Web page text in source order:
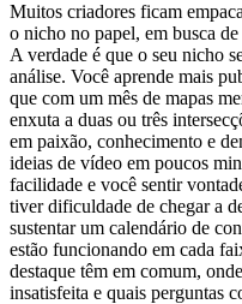
Muitos criadores ficam
o nicho no papel, em busca
A verdade é que o seu nicho
análise. Você aprende mais
que com um mês de mapas
enxuta a duas ou três
em paixão, conhecimento e
ideias de vídeo em poucos
facilidade e você sentir
tiver dificuldade de chegar a
sustentar um calendário de
estão funcionando em cada
destaque têm em comum,
insatisfeita e quais perguntas